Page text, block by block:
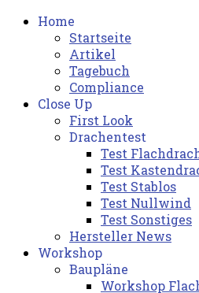
Home
Startseite
Artikel
Tagebuch
Compliance
Close Up
First Look
Drachentest
Test
Test
Test Stablos
Test Nullwind
Test Sonstiges
Hersteller News
Workshop
Baupläne
Workshop